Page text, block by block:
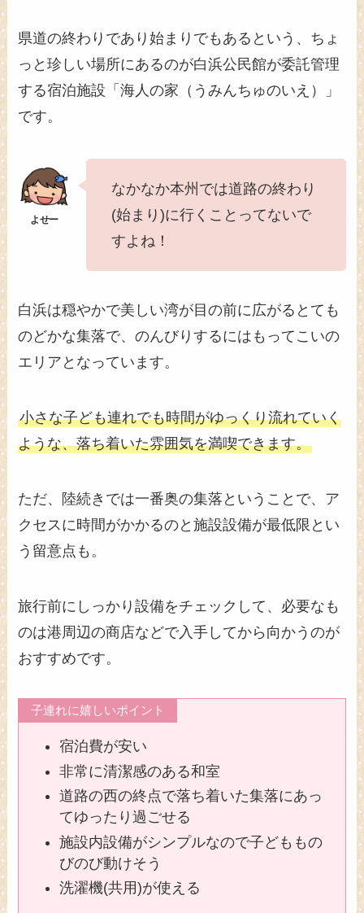
県道の終わりであり始まりでもあるという、ちょ
っと珍しい場所にあるのが白浜公民館が委託管理
する宿泊施設「海人の家（うみんちゅのいえ）」
です。
なかなか本州では道路の終わり
(始まり)に行くことってないで
すよね！
白浜は穏やかで美しい湾が目の前に広がるとても
のどかな集落で、のんびりするにはもってこいの
エリアとなっています。
小さな子ども連れでも時間がゆっくり流れていく
ような、落ち着いた雰囲気を満喫できます。
ただ、陸続きでは一番奥の集落ということで、ア
クセスに時間がかかるのと施設設備が最低限とい
う留意点も。
旅行前にしっかり設備をチェックして、必要なも
のは港周辺の商店などで入手してから向かうのが
おすすめです。
子連れに嬉しいポイント
宿泊費が安い
非常に清潔感のある和室
道路の西の終点で落ち着いた集落にあっ
てゆったり過ごせる
施設内設備がシンプルなので子どももの
びのび動けそう
洗濯機(共用)が使える